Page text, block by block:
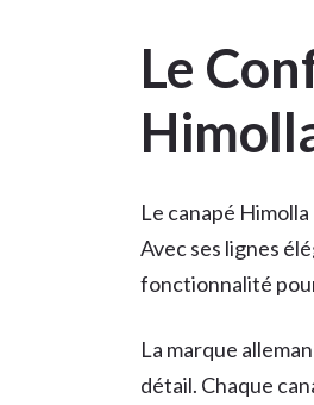
Le
Le canapé
Avec ses lignes
fonctionnalité
La marque
détail. Chaque